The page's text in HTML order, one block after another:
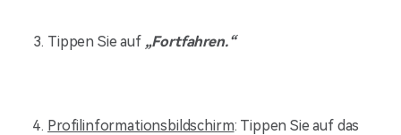
Tippen Sie auf „Fortfahren.“
Profilinformationsbildschirm: Tippen Sie auf das